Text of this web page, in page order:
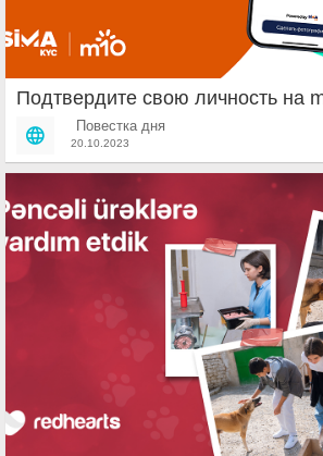
Подтвердите свою личность на
Повестка дня
20.10.2023